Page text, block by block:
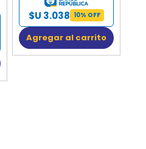
$U 3.038 10% OFF
Agregar al carrito